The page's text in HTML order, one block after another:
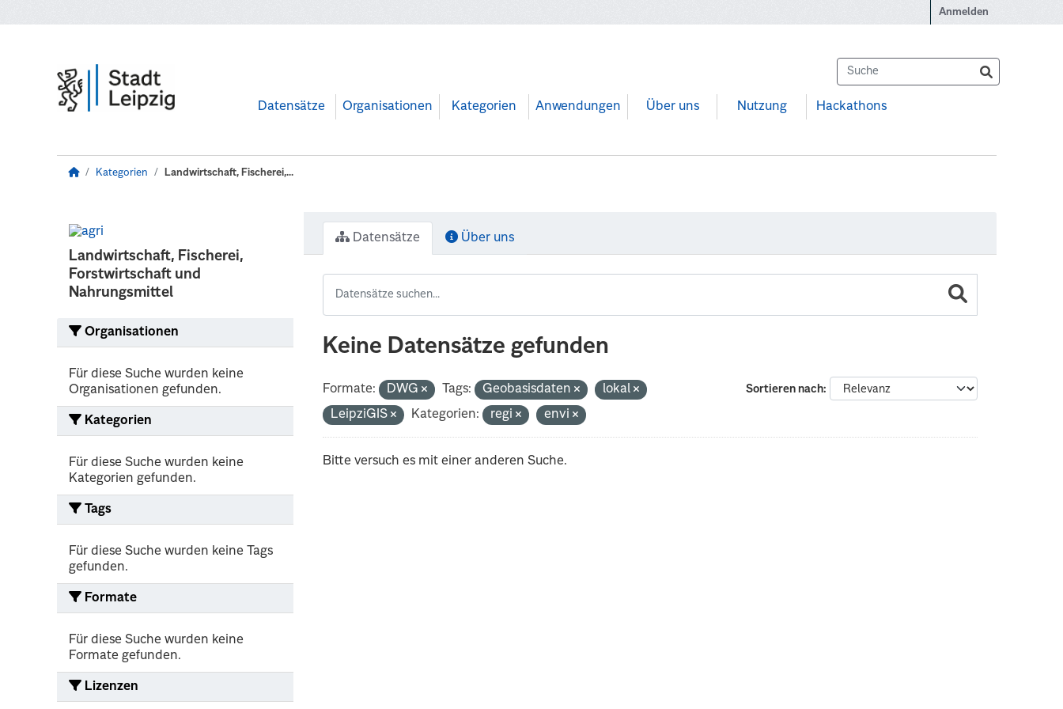
Anmelden
Datensätze Organisationen Kategorien Anwendungen Über uns Nutzung Hackathons
Kategorien Landwirtschaft, Fischerei,...
Landwirtschaft, Fischerei,
Forstwirtschaft und
Nahrungsmittel
Organisationen
Für diese Suche wurden keine
Organisationen gefunden.
Kategorien
Für diese Suche wurden keine
Kategorien gefunden.
Tags
Für diese Suche wurden keine Tags
gefunden.
Formate
Für diese Suche wurden keine
Formate gefunden.
Lizenzen
Datensätze Über uns
Keine Datensätze gefunden
Sortieren nach
Formate: DWG Tags: Geobasisdaten
lokal
LeipziGIS
Kategorien: regi envi
Bitte versuch es mit einer anderen Suche.